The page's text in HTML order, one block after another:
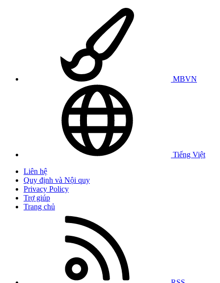
MBVN
Tiếng Việt
Liên hệ
Quy định và Nội quy
Privacy Policy
Trợ giúp
Trang chủ